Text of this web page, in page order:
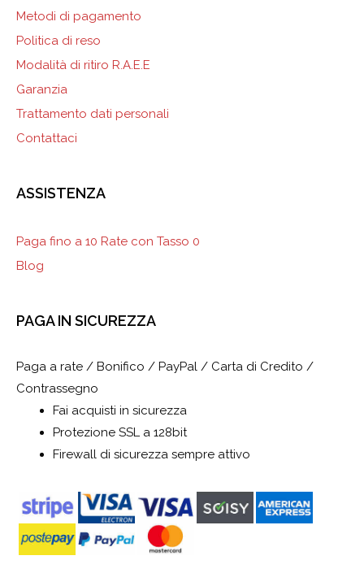
Metodi di pagamento
Politica di reso
Modalità di ritiro R.A.E.E
Garanzia
Trattamento dati personali
Contattaci
ASSISTENZA
Paga fino a 10 Rate con Tasso 0
Blog
PAGA IN SICUREZZA
Paga a rate / Bonifico / PayPal / Carta di Credito /
Contrassegno
Fai acquisti in sicurezza
Protezione SSL a 128bit
Firewall di sicurezza sempre attivo